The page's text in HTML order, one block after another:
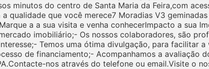
minutos do centro de Santa Maria da Feira,com
qualidade que você merece7 Moradias V3
a a sua visita e venha conhecerImpacto a sua
imobiliário;- Os nossos colaboradores, são
Temos uma ótima divulgação, para facilitar
de financiamento;- Acompanhamos a avaliação
nos através do telefone ou email.Visite o